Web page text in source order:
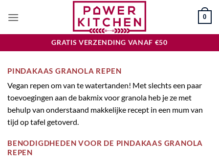
naar
0
GRATIS VERZENDING VANAF €50
PINDAKAAS GRANOLA REPEN
Vegan repen om van te watertanden! Met slechts een paar
toevoegingen aan de bakmix voor granola heb je ze met
behulp van onderstaand makkelijke recept in een mum van
tijd op tafel getoverd.
BENODIGDHEDEN VOOR DE PINDAKAAS GRANOLA
REPEN